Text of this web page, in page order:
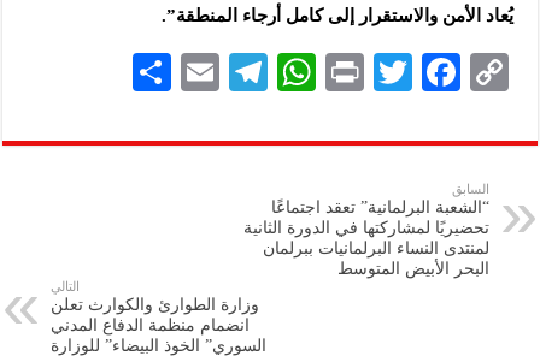
يُعاد الأمن والاستقرار إلى كامل أرجاء المنطقة”.
C
p
y
Li
n
F
eb
k
T
tt
P
nt
W
at
A
p
p
Te
gr
E
ai
ar
السابق
“الشعبة البرلمانية” تعقد اجتماعًا
تحضيريًا لمشاركتها في الدورة الثانية
لمنتدى النساء البرلمانيات ببرلمان
البحر الأبيض المتوسط
التالي
وزارة الطوارئ والكوارث تعلن
انضمام منظمة الدفاع المدني
السوري” الخوذ البيضاء” للوزارة